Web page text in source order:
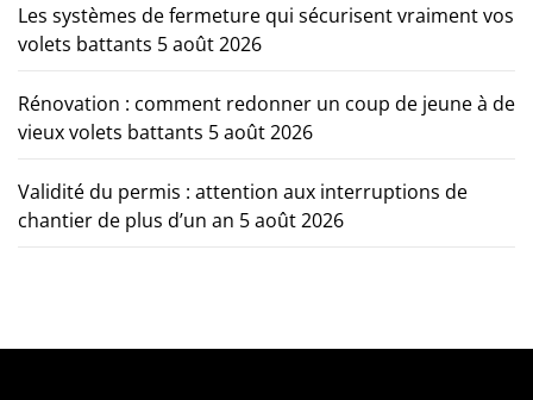
Les systèmes de fermeture qui sécurisent vraiment vos
volets battants 5 août 2026
Rénovation : comment redonner un coup de jeune à de
vieux volets battants 5 août 2026
Validité du permis : attention aux interruptions de
chantier de plus d’un an 5 août 2026